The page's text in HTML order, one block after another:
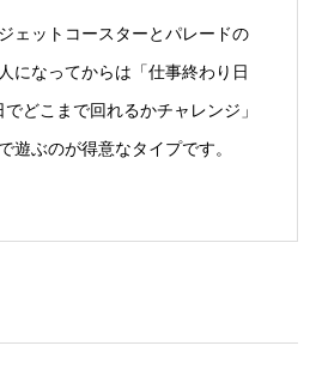
ェットコースターとパレードの
になってからは「仕事終わり日
どこまで回れるかチャレンジ」
遊ぶのが得意なタイプです。